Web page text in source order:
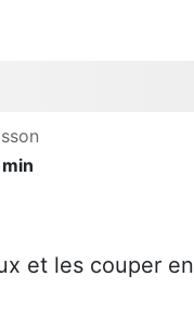
et les couper en